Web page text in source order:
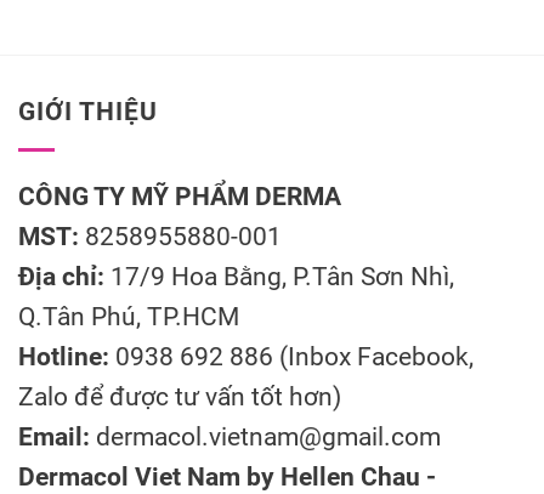
GIỚI THIỆU
CÔNG TY MỸ PHẨM DERMA
MST: 8258955880-001
Địa chỉ: 17/9 Hoa Bằng, P.Tân Sơn Nhì,
Q.Tân Phú, TP.HCM
Hotline: 0938 692 886 (Inbox Facebook,
Zalo để được tư vấn tốt hơn)
Email: dermacol.vietnam@gmail.com
Dermacol Viet Nam by Hellen Chau -